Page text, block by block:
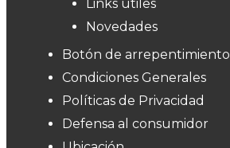
Links útiles
Novedades
Botón de arrepentimiento
Condiciones Generales
Políticas de Privacidad
Defensa al consumidor